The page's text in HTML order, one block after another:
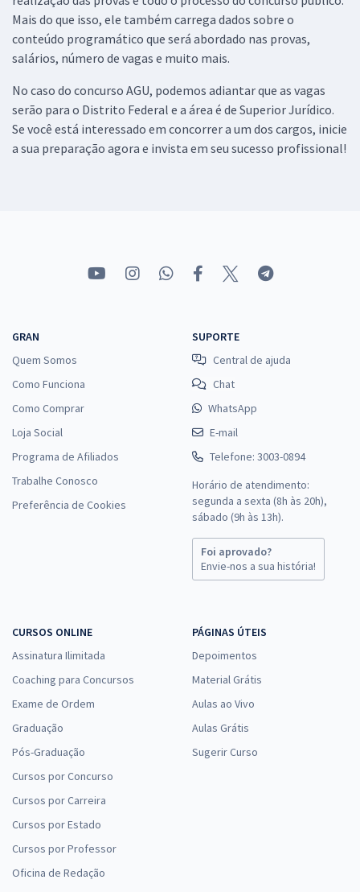
ou R$ 1.497,00 à vista
Comprar
Mais do que isso, ele também carrega dados sobre o
conteúdo programático que será abordado nas provas,
salários, número de vagas e muito mais.
No caso do concurso AGU, podemos adiantar que as vagas
serão para o Distrito Federal e a área é de Superior Jurídico.
Se você está interessado em concorrer a um dos cargos, inicie
a sua preparação agora e invista em seu sucesso profissional!
GRAN
Quem Somos
Como Funciona
Como Comprar
Loja Social
Programa de Afiliados
Trabalhe Conosco
Preferência de Cookies
SUPORTE
Central de ajuda
Chat
WhatsApp
E-mail
Telefone: 3003-0894
Horário de atendimento:
segunda a sexta (8h às 20h),
sábado (9h às 13h).
Foi aprovado?
Envie-nos a sua história!
CURSOS ONLINE
Assinatura Ilimitada
Coaching para Concursos
Exame de Ordem
Graduação
Pós-Graduação
Cursos por Concurso
Cursos por Carreira
Cursos por Estado
Cursos por Professor
Oficina de Redação
PÁGINAS ÚTEIS
Depoimentos
Material Grátis
Aulas ao Vivo
Aulas Grátis
Sugerir Curso